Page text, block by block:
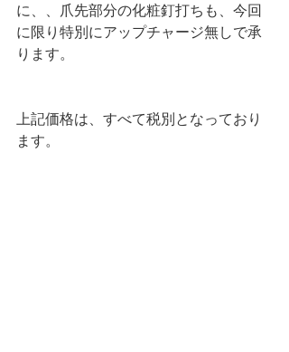
に、、爪先部分の化粧釘打ちも、今回
に限り特別にアップチャージ無しで承
ります。
上記価格は、すべて税別となっており
ます。